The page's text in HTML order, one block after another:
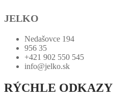
JELKO
Nedašovce 194
956 35
+421 902 550 545
info@jelko.sk
RÝCHLE ODKAZY